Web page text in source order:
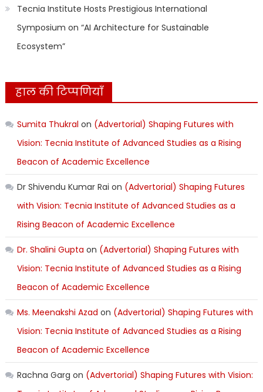
Tecnia Institute Hosts Prestigious International
Symposium on “AI Architecture for Sustainable
Ecosystem”
हाल की टिप्पणियाँ
Sumita Thukral on (Advertorial) Shaping Futures with
Vision: Tecnia Institute of Advanced Studies as a Rising
Beacon of Academic Excellence
Dr Shivendu Kumar Rai on (Advertorial) Shaping Futures
with Vision: Tecnia Institute of Advanced Studies as a
Rising Beacon of Academic Excellence
Dr. Shalini Gupta on (Advertorial) Shaping Futures with
Vision: Tecnia Institute of Advanced Studies as a Rising
Beacon of Academic Excellence
Ms. Meenakshi Azad on (Advertorial) Shaping Futures with
Vision: Tecnia Institute of Advanced Studies as a Rising
Beacon of Academic Excellence
Rachna Garg on (Advertorial) Shaping Futures with Vision: